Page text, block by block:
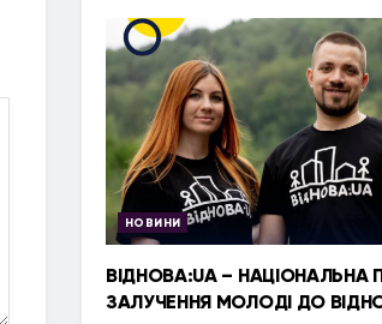
НОВИНИ
ВІДНОВА:UA – НАЦІОНАЛЬНА
ЗАЛУЧЕННЯ МОЛОДІ ДО